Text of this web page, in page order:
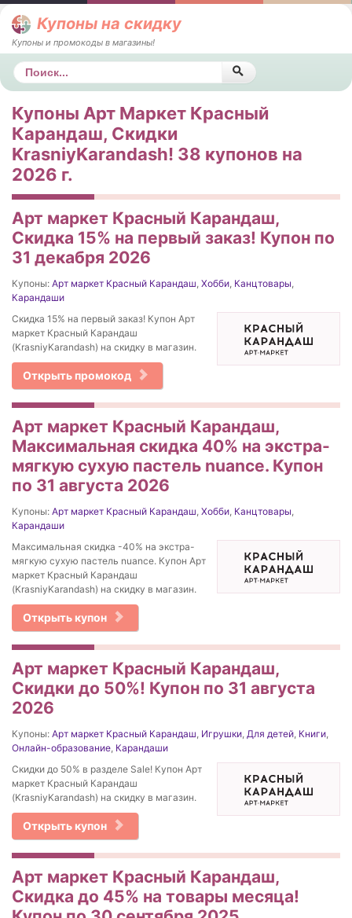
Купоны на скидку
Купоны и промокоды в магазины!
Поиск
Купоны Арт Маркет Красный
Карандаш, Скидки
KrasniyKarandash! 38 купонов на
2026 г.
Арт маркет Красный Карандаш,
Скидка 15% на первый заказ! Купон по
31 декабря 2026
Купоны: Арт маркет Красный Карандаш, Хобби, Канцтовары,
Карандаши
Скидка 15% на первый заказ! Купон Арт
маркет Красный Карандаш
(KrasniyKarandash) на скидку в магазин.
Открыть промокод
Арт маркет Красный Карандаш,
Максимальная скидка 40% на экстра-
мягкую сухую пастель nuance. Купон
по 31 августа 2026
Купоны: Арт маркет Красный Карандаш, Хобби, Канцтовары,
Карандаши
Максимальная скидка -40% на экстра-
мягкую сухую пастель nuance. Купон Арт
маркет Красный Карандаш
(KrasniyKarandash) на скидку в магазин.
Открыть купон
Арт маркет Красный Карандаш,
Скидки до 50%! Купон по 31 августа
2026
Купоны: Арт маркет Красный Карандаш, Игрушки, Для детей, Книги,
Онлайн-образование, Карандаши
Скидки до 50% в разделе Sale! Купон Арт
маркет Красный Карандаш
(KrasniyKarandash) на скидку в магазин.
Открыть купон
Арт маркет Красный Карандаш,
Скидка до 45% на товары месяца!